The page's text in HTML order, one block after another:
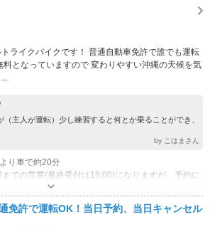
ライクバイクです！ 普通自動車免許で誰でも運転
となっていますので 変わりやすい沖縄の天候を気
（主人が運転）少し練習すると何とか乗ることができ、
by こはまさん
り車で約20分
での営業(最終受付は18:00)になりますが、予約に
おります。
免許で運転OK！当日予約、当日キャンセル